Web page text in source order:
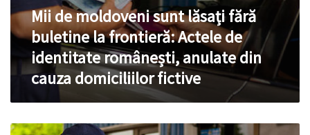
cauza
domiciliilor
fictive
Mii de moldoveni sunt lăsați fără
buletine la frontieră: Actele de
identitate românești, anulate din
cauza domiciliilor fictive
Alertă